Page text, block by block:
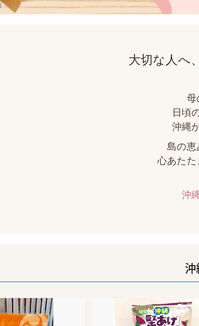
大切な人へ
母
日頃
沖縄
島の恵
心あたた
沖